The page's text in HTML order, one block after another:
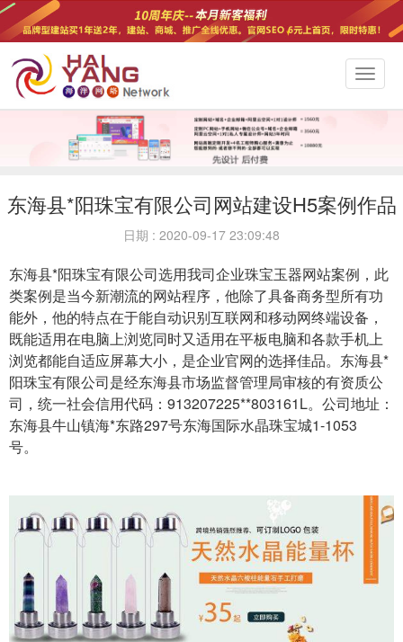
切
换
导
东海县*阳珠宝有限公司网站建设H5案例作品
日期 : 2020-09-17 23:09:48
东海县*阳珠宝有限公司选用我司企业珠宝玉器网站案例，此
类案例是当今新潮流的网站程序，他除了具备商务型所有功
能外，他的特点在于能自动识别互联网和移动网终端设备，
既能适用在电脑上浏览同时又适用在平板电脑和各款手机上
浏览都能自适应屏幕大小，是企业官网的选择佳品。东海县*
阳珠宝有限公司是经东海县市场监督管理局审核的有资质公
司，统一社会信用代码：913207225**803161L。公司地址：
东海县牛山镇海*东路297号东海国际水晶珠宝城1-1053
号。